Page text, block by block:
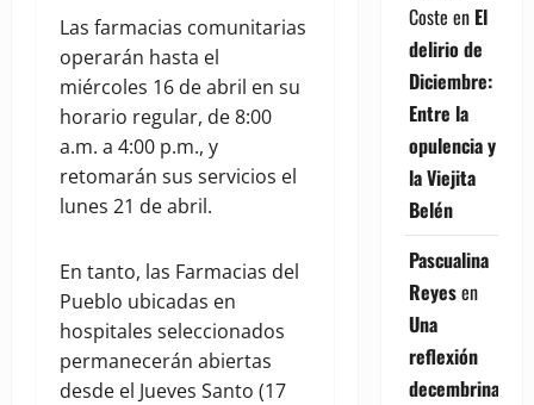
Las farmacias comunitarias
operarán hasta el
miércoles 16 de abril en su
horario regular, de 8:00
a.m. a 4:00 p.m., y
retomarán sus servicios el
lunes 21 de abril.
En tanto, las Farmacias del
Pueblo ubicadas en
hospitales seleccionados
permanecerán abiertas
desde el Jueves Santo (17
Coste en El
delirio de
Diciembre:
Entre la
opulencia y
la Viejita
Belén
Pascualina
Reyesen
Una
reflexión
decembrina